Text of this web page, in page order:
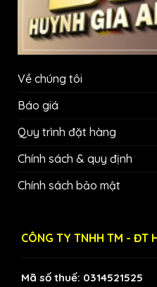
Về chúng tôi
Báo giá
Quy trình đặt hàng
Chính sách & quy định
Chính sách bảo mật
CÔNG TY TNHH TM - ĐT
Mã số thuế: 0314521525